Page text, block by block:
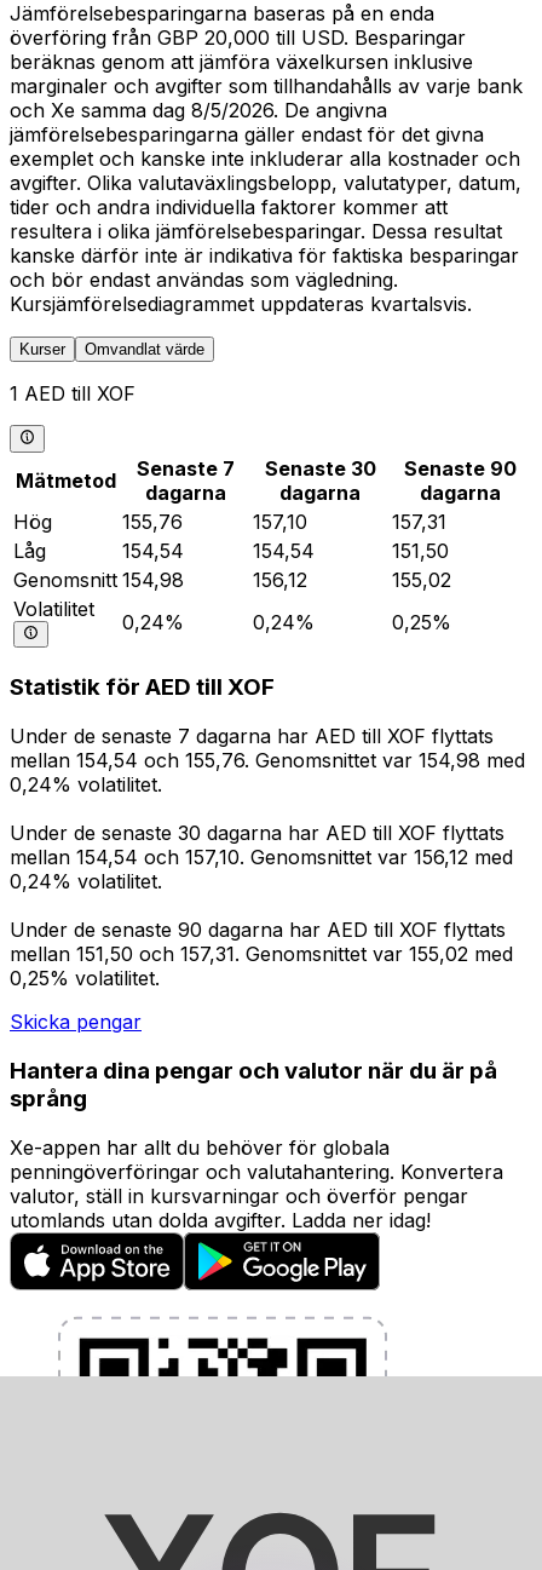
Jämförelsebesparingarna baseras på en enda
överföring från GBP 20,000 till USD. Besparingar
beräknas genom att jämföra växelkursen inklusive
marginaler och avgifter som tillhandahålls av varje bank
och Xe samma dag 8/5/2026. De angivna
jämförelsebesparingarna gäller endast för det givna
exemplet och kanske inte inkluderar alla kostnader och
avgifter. Olika valutaväxlingsbelopp, valutatyper, datum,
tider och andra individuella faktorer kommer att
resultera i olika jämförelsebesparingar. Dessa resultat
kanske därför inte är indikativa för faktiska besparingar
och bör endast användas som vägledning.
Kursjämförelsediagrammet uppdateras kvartalsvis.
Kurser Omvandlat värde
1 AED till XOF
Mätmetod
Senaste 7
dagarna
Senaste 30
dagarna
Senaste 90
dagarna
Hög
155,76 157,10
157,31
Låg
154,54 154,54
151,50
Genomsnitt 154,98 156,12
155,02
Volatilitet
0,24% 0,24% 0,25%
Statistik för AED till XOF
Under de senaste 7 dagarna har AED till XOF flyttats
mellan 154,54 och 155,76. Genomsnittet var 154,98 med
0,24% volatilitet.
Under de senaste 30 dagarna har AED till XOF flyttats
mellan 154,54 och 157,10. Genomsnittet var 156,12 med
0,24% volatilitet.
Under de senaste 90 dagarna har AED till XOF flyttats
mellan 151,50 och 157,31. Genomsnittet var 155,02 med
0,25% volatilitet.
Skicka pengar
Hantera dina pengar och valutor när du är på
språng
Xe-appen har allt du behöver för globala
penningöverföringar och valutahantering. Konvertera
valutor, ställ in kursvarningar och överför pengar
utomlands utan dolda avgifter. Ladda ner idag!